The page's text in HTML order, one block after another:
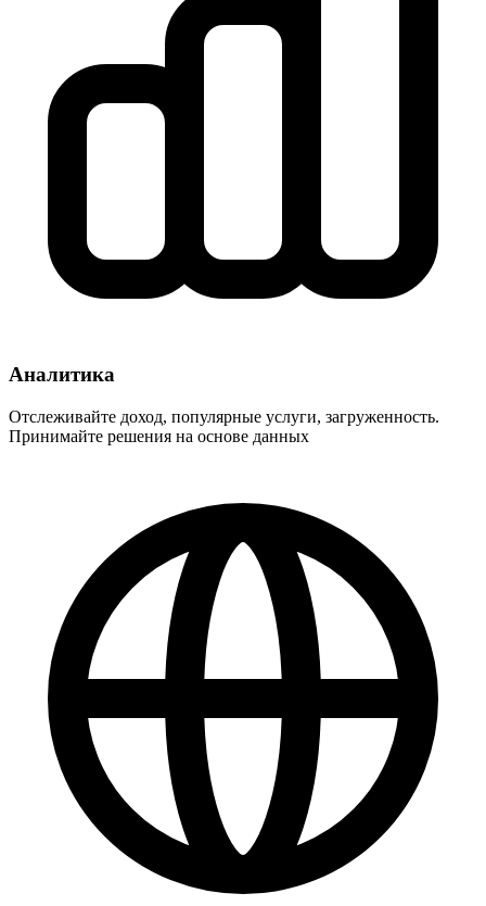
Аналитика
Отслеживайте доход, популярные услуги, загруженность.
Принимайте решения на основе данных